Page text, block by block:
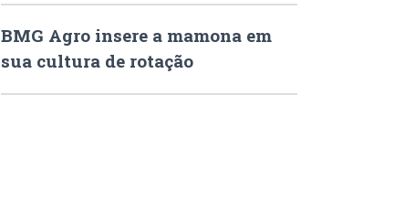
BMG Agro insere a mamona em
sua cultura de rotação